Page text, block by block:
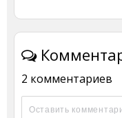
2 комментариев